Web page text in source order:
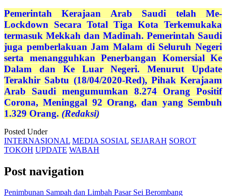
Pemerintah Kerajaan Arab Saudi telah Me-
Lockdown Secara Total Tiga Kota Terkemukaka
termasuk Mekkah dan Madinah. Pemerintah Saudi
juga pemberlakuan Jam Malam di Seluruh Negeri
serta menangguhkan Penerbangan Komersial Ke
Dalam dan Ke Luar Negeri. Menurut Update
Terakhir Sabtu (18/04/2020-Red), Pihak Kerajaam
Arab Saudi mengumumkan 8.274 Orang Positif
Corona, Meninggal 92 Orang, dan yang Sembuh
1.329 Orang. (Redaksi)
Posted Under
INTERNASIONAL MEDIA SOSIAL SEJARAH SOROT
TOKOH UPDATE WABAH
Post navigation
Penimbunan Sampah dan Limbah Pasar Sei Berombang